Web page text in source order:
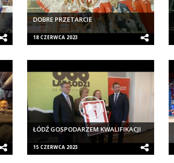
DOBRE PRZETARCIE
18 CZERWCA 2023
ŁÓDŹ GOSPODARZEM KWALIFIKACJI
15 CZERWCA 2023